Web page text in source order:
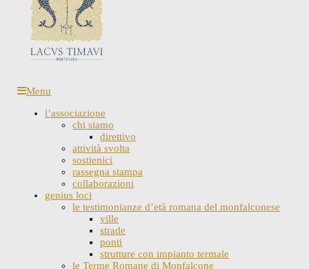
Menu
l’associazione
chi siamo
direttivo
attività svolta
sostienici
rassegna stampa
collaborazioni
genius loci
le testimonianze d’età romana del monfalconese
ville
strade
ponti
strutture con impianto termale
le Terme Romane di Monfalcone